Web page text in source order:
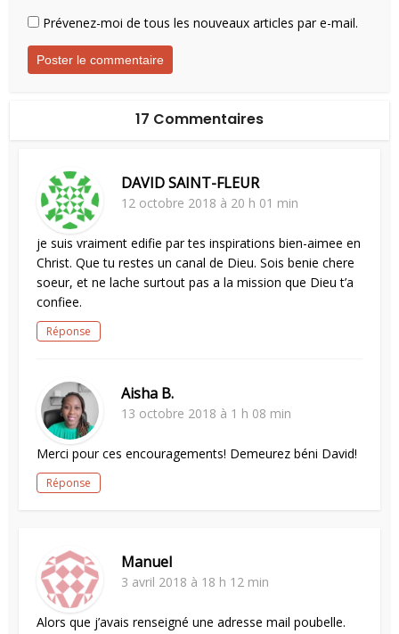
Prévenez-moi de tous les nouveaux articles par e-mail.
17 Commentaires
DAVID SAINT-FLEUR
12 octobre 2018 à 20 h 01 min
je suis vraiment edifie par tes inspirations bien-aimee en
Christ. Que tu restes un canal de Dieu. Sois benie chere
soeur, et ne lache surtout pas a la mission que Dieu t’a
confiee.
Réponse
Aisha B.
13 octobre 2018 à 1 h 08 min
Merci pour ces encouragements! Demeurez béni David!
Réponse
Manuel
3 avril 2018 à 18 h 12 min
Alors que j’avais renseigné une adresse mail poubelle.